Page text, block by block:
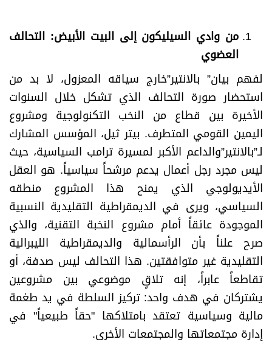
من وادي السيليكون إلى البيت الأبيض: التحالف
العضوي
لفهم بيان” بالانتير”خارج سياقه المعزول، لا بد من
استحضار صورة التحالف الذي تشكل خلال السنوات
الأخيرة بين قطاع من النخب التكنولوجية ومشروع
اليمين القومي المتطرف. بيتر ثيل، المؤسس المشارك
لـ”بالانتير”والداعم الأكبر لمسيرة ترامب السياسية، حيث
ليس مجرد رجل أعمال يدعم مرشحاً سياسياً. هو العقل
الأيديولوجي الذي يمنح هذا المشروع منطقه
السياسي، ويرى في الديمقراطية التقليدية النسبية
الموجودة عائقاً أمام مشروع النخبة التقنية، والذي
صرح علناً بأن الرأسمالية والديمقراطية الليبرالية
التقليدية غير متوافقتين. هذا التحالف ليس صدفة، أو
تقاطعاً عابراً، إنه تلاقٍ موضوعي بين مشروعين
يشتركان في هدف واحد: تركيز السلطة في يد طغمة
مالية وسياسية تعتقد بامتلاكها "حقاً طبيعياً" في
إدارة مجتمعاتها والمجتمعات الأخرى.